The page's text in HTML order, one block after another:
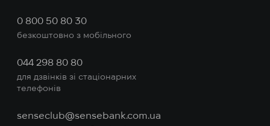
0 800 50 80 30
безкоштовно з мобільного
044 298 80 80
для дзвінків зі стаціонарних
телефонів
senseclub@sensebank.com.ua